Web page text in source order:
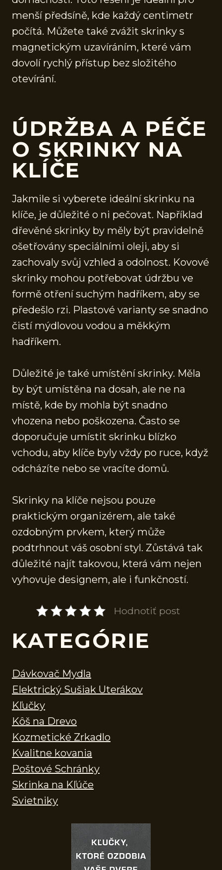
menší předsíně, kde každý centimetr
počítá. Můžete také zvážit skrinky s
magnetickým uzavíráním, které vám
dovolí rychlý přístup bez složitého
otevírání.
ÚDRŽBA A PÉČE
O SKRINKY NA
KLÍČE
Jakmile si vyberete ideální skrinku na
klíče, je důležité o ni pečovat. Například
dřevěné skrinky by měly být pravidelně
ošetřovány speciálními oleji, aby si
zachovaly svůj vzhled a odolnost. Kovové
skrinky mohou potřebovat údržbu ve
formě otření suchým hadříkem, aby se
předešlo rzi. Plastové varianty se snadno
čistí mýdlovou vodou a měkkým
hadříkem.
Důležité je také umístění skrinky. Měla
by být umístěna na dosah, ale ne na
místě, kde by mohla být snadno
vhozena nebo poškozena. Často se
doporučuje umístit skrinku blízko
vchodu, aby klíče byly vždy po ruce, když
odcházíte nebo se vracíte domů.
Skrinky na klíče nejsou pouze
praktickým organizérem, ale také
ozdobným prvkem, který může
podtrhnout váš osobní styl. Zůstává tak
důležité najít takovou, která vám nejen
vyhovuje designem, ale i funkčností.
Hodnotiť post
KATEGÓRIE
Dávkovač Mydla
Elektrický Sušiak Uterákov
Kľučky
Kôš na Drevo
Kozmetické Zrkadlo
Kvalitne kovania
Poštové Schránky
Skrinka na Kľúče
Svietniky